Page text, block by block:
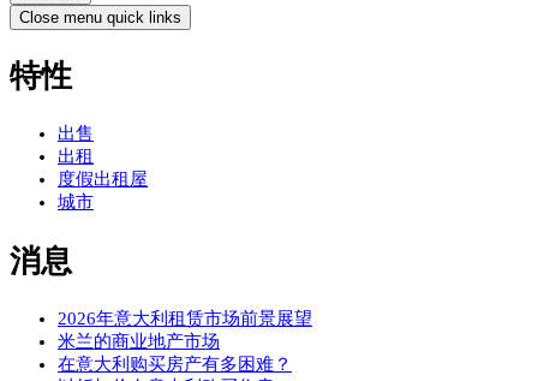
Close menu quick links
特性
出售
出租
度假出租屋
城市
消息
2026年意大利租赁市场前景展望
米兰的商业地产市场
在意大利购买房产有多困难？